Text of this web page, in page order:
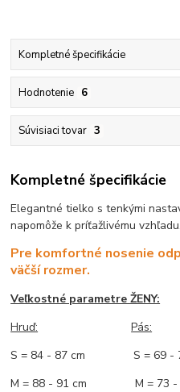
Kompletné špecifikácie
Hodnotenie 6
Súvisiaci tovar 3
Kompletné špecifikácie
Elegantné tielko s tenkými
napomôže k príťažlivému
Pre komfortné nosenie
väčší rozmer.
Veľkostné parametre ŽENY:
Hruď:
Pás:
S = 84 - 87 cm S = 69 -
M = 88 - 91 cm M = 73 -